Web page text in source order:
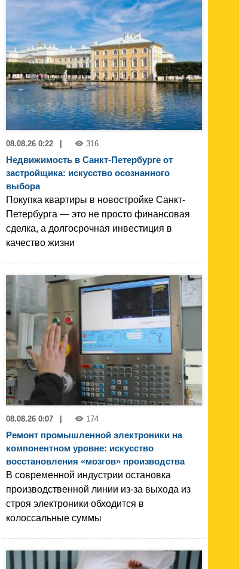
08.08.26 0:22 316
Недвижимость в Санкт-Петербурге от
застройщика: искусство осознанного
выбора
Покупка квартиры в новостройке Санкт-
Петербурга — это не просто финансовая
сделка, а долгосрочная инвестиция в
качество жизни
08.08.26 0:07 174
Ремонт промышленной электроники на
компонентном уровне: искусство
восстановления «мозгов» производства
В современной индустрии остановка
производственной линии из-за выхода из
строя электроники обходится в
колоссальные суммы